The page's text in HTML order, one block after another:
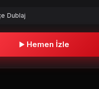
Dublaj
Hemen İzle